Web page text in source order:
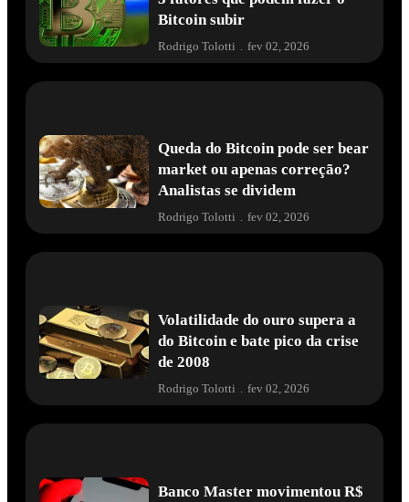
Bitcoin subir
Rodrigo Tolotti fev 02, 2026
Queda do Bitcoin pode ser bear
market ou apenas correção?
Analistas se dividem
Rodrigo Tolotti . fev 02, 2026
Volatilidade do ouro supera a
do Bitcoin e bate pico da crise
de 2008
Rodrigo Tolotti . fev 02, 2026
Banco Master movimentou R$